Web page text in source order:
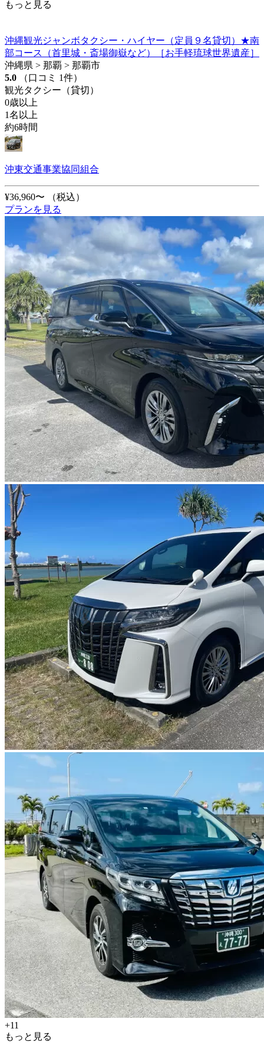
もっと見る
沖縄観光ジャンボタクシー・ハイヤー（定員９名貸切）★南
部コース（首里城・斎場御嶽など）［お手軽琉球世界遺産］
沖縄県 > 那覇 > 那覇市
5.0
（口コミ 1件）
観光タクシー（貸切）
0歳以上
1名以上
約6時間
沖東交通事業協同組合
¥36,960〜
（税込）
プランを見る
+11
もっと見る